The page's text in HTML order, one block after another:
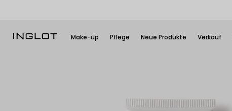
Make-up Pflege Neue Produkte Verkauf